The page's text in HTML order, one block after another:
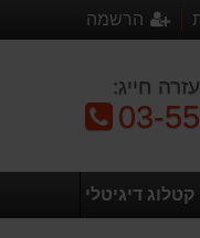
הרשמה
חייג:
03-
דיגיטלי